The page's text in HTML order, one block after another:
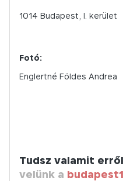
1014 Budapest, I. kerület
Fotó:
Englertné Földes Andrea
Tudsz valamit
velünk a